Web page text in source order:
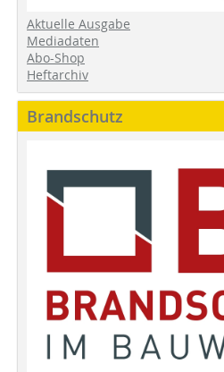
Aktuelle Ausgabe
Mediadaten
Abo-Shop
Heftarchiv
Brandschutz